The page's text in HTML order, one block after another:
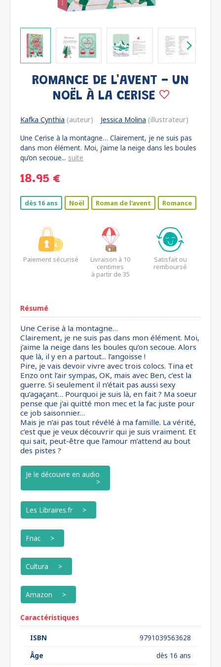
ROMANCE DE L'AVENT - UN
NOËL À LA CERISE
Kafka Cynthia (auteur) Jessica Molina (illustrateur)
Une Cerise à la montagne… Clairement, je ne suis pas
dans mon élément. Moi, j’aime la neige dans les boules
qu’on secoue... suite
18.95 €
dès 16 ans Noël Roman de l'avent Romance
Paiement sécurisé
Livraison à 10
centimes
à partir de 35
Satisfait ou
remboursé
Résumé
Une Cerise à la montagne…
Clairement, je ne suis pas dans mon élément. Moi,
j’aime la neige dans les boules qu’on secoue. Alors
que là, il y en a partout... l’angoisse !
Pire, je vais devoir vivre avec trois colocs. Tina et
Enzo ont l’air sympas, OK, mais avec Ben, c’est la
guerre. Si seulement il n’était pas aussi sexy
qu’agaçant… Pourquoi je suis là, en fait ? Ma soeur
pense que j'ai quitté mon mec et la fac juste pour
ce job saisonnier…
Mais je n’ai pas tout révélé à ma famille. La vérité,
c’est que je veux découvrir qui je suis vraiment. Et
qui sait, peut-être que l’amour m’attend au bout
des pistes ?
Je le découvre en audio
Les Libraires.fr
Fnac
Cultura
Amazon
Caractéristiques
ISBN
9791039563628
Âge
dès 16 ans